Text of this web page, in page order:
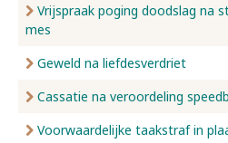
Vrijspraak poging doodslag na
mes
Geweld na liefdesverdriet
Cassatie na veroordeling
Voorwaardelijke taakstraf in